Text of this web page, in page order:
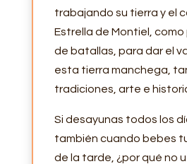
trabajando su tierra y el
Estrella de Montiel,
de batallas, para dar el
esta tierra manchega,
tradiciones, arte e
Si desayunas todos los
también cuando bebes
de la tarde, ¿por qué no